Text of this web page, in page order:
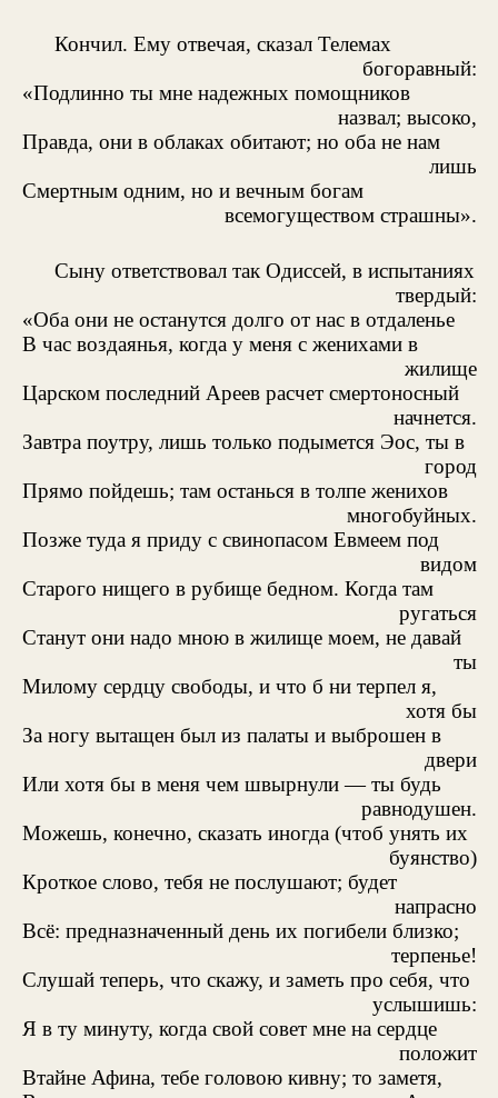
Кончил. Ему отвечая, сказал Телемах
богоравный:
«Подлинно ты мне надежных помощников
назвал; высоко,
Правда, они в облаках обитают; но оба не нам
лишь
Смертным одним, но и вечным богам
всемогуществом страшны».
Сыну ответствовал так Одиссей, в испытаниях
твердый:
«Оба они не останутся долго от нас в отдаленье
В час воздаянья, когда у меня с женихами в
жилище
Царском последний Ареев расчет смертоносный
начнется.
Завтра поутру, лишь только подымется Эос, ты в
город
Прямо пойдешь; там останься в толпе женихов
многобуйных.
Позже туда я приду с свинопасом Евмеем под
видом
Старого нищего в рубище бедном. Когда там
ругаться
Станут они надо мною в жилище моем, не давай
ты
Милому сердцу свободы, и что б ни терпел я,
хотя бы
За ногу вытащен был из палаты и выброшен в
двери
Или хотя бы в меня чем швырнули — ты будь
равнодушен.
Можешь, конечно, сказать иногда (чтоб унять их
буянство)
Кроткое слово, тебя не послушают; будет
напрасно
Всё: предназначенный день их погибели близко;
терпенье!
Слушай теперь, что скажу, и заметь про себя, что
услышишь:
Я в ту минуту, когда свой совет мне на сердце
положит
Втайне Афина, тебе головою кивну; то заметя,